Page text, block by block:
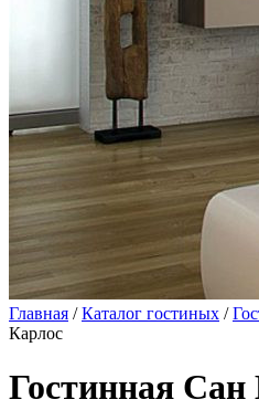
Главная /Каталог гостиных /
Карлос
Гостинная Сан